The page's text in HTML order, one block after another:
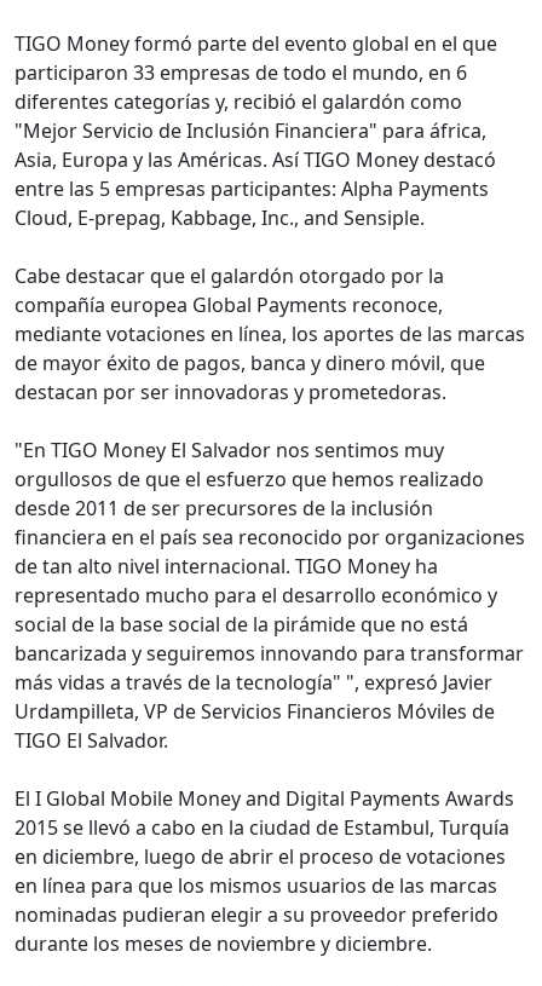
TIGO Money formó parte del evento global en el que
participaron 33 empresas de todo el mundo, en 6
diferentes categorías y, recibió el galardón como
"Mejor Servicio de Inclusión Financiera" para áfrica,
Asia, Europa y las Américas. Así TIGO Money destacó
entre las 5 empresas participantes: Alpha Payments
Cloud, E-prepag, Kabbage, Inc., and Sensiple.
Cabe destacar que el galardón otorgado por la
compañía europea Global Payments reconoce,
mediante votaciones en línea, los aportes de las marcas
de mayor éxito de pagos, banca y dinero móvil, que
destacan por ser innovadoras y prometedoras.
"En TIGO Money El Salvador nos sentimos muy
orgullosos de que el esfuerzo que hemos realizado
desde 2011 de ser precursores de la inclusión
financiera en el país sea reconocido por organizaciones
de tan alto nivel internacional. TIGO Money ha
representado mucho para el desarrollo económico y
social de la base social de la pirámide que no está
bancarizada y seguiremos innovando para transformar
más vidas a través de la tecnología" ", expresó Javier
Urdampilleta, VP de Servicios Financieros Móviles de
TIGO El Salvador.
El I Global Mobile Money and Digital Payments Awards
2015 se llevó a cabo en la ciudad de Estambul, Turquía
en diciembre, luego de abrir el proceso de votaciones
en línea para que los mismos usuarios de las marcas
nominadas pudieran elegir a su proveedor preferido
durante los meses de noviembre y diciembre.